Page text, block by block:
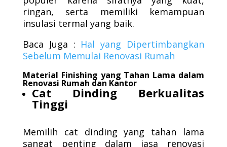
ringan, serta memiliki kemampuan
insulasi termal yang baik.
Baca Juga : Hal yang Dipertimbangkan
Sebelum Memulai Renovasi Rumah
Material Finishing yang Tahan Lama dalam
Renovasi Rumah dan Kantor
Cat Dinding Berkualitas
Tinggi
Memilih cat dinding yang tahan lama
sangat penting dalam jasa renovasi